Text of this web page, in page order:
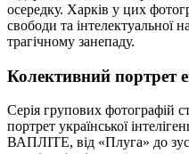
осередку. Харків у цих
свободи та інтелектуальної
трагічному занепаду.
Колективний портрет
Серія групових фотографій
портрет української
ВАПЛІТЕ, від «Плуга» до